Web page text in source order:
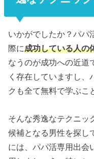
いかがでしたか？パパ
際に成功している人の
なうのが成功への近道
く存在していますし、
クも全て無料で学ぶこ
そんな秀逸なテクニッ
候補となる男性を探し
には、パパ活専用出会